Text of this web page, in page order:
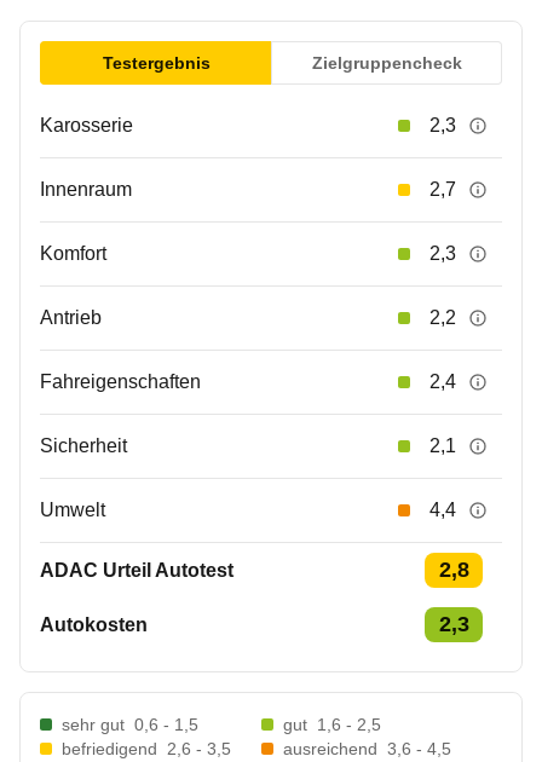
Testergebnis Zielgruppencheck
Karosserie 2,3
Innenraum 2,7
Komfort 2,3
Antrieb 2,2
Fahreigenschaften 2,4
Sicherheit 2,1
Umwelt 4,4
ADAC Urteil Autotest 2,8
Autokosten 2,3
sehr gut 0,6 - 1,5 gut 1,6 - 2,5
befriedigend
2,6 - 3,5 ausreichend 3,6 - 4,5